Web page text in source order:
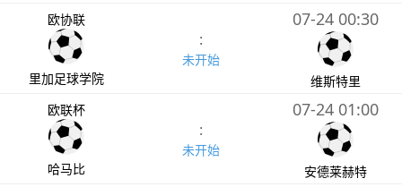
欧协联
里加足球学院
:
未开始
07-24 00:30
维斯特里
欧联杯
哈马比
:
未开始
07-24 01:00
安德莱赫特